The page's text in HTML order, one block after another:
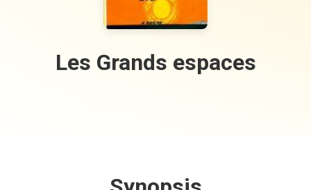
Les Grands espaces